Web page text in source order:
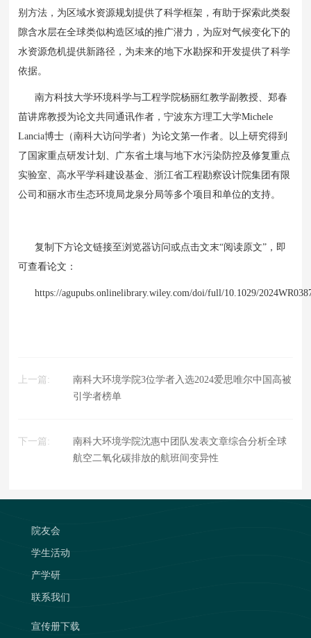
别方法，为区域水资源规划提供了科学框架，有助于探索此类裂
隙含水层在全球类似构造区域的推广潜力，为应对气候变化下的
水资源危机提供新路径，为未来的地下水勘探和开发提供了科学
依据。
南方科技大学环境科学与工程学院杨丽红教学副教授、郑春
苗讲席教授为论文共同通讯作者，宁波东方理工大学Michele
Lancia博士（南科大访问学者）为论文第一作者。以上研究得到
了国家重点研发计划、广东省土壤与地下水污染防控及修复重点
实验室、高水平学科建设基金、浙江省工程勘察设计院集团有限
公司和丽水市生态环境局龙泉分局等多个项目和单位的支持。
复制下方论文链接至浏览器访问或点击文末“阅读原文”，即
可查看论文：
https://agupubs.onlinelibrary.wiley.com/doi/full/10.1029/
上一篇:
南科大环境学院3位学者入选2024爱思唯尔中国高被
引学者榜单
下一篇:
南科大环境学院沈惠中团队发表文章综合分析全球
航空二氧化碳排放的航班间变异性
院友会
学生活动
产学研
联系我们
宣传册下载